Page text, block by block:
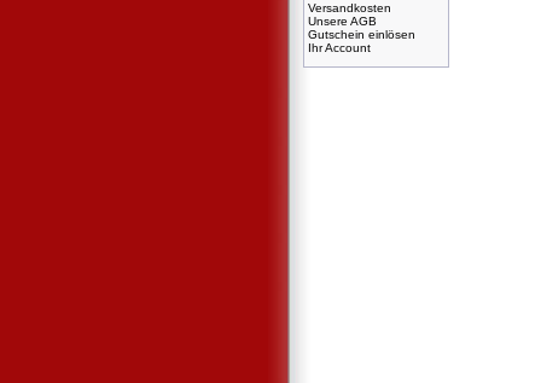
Versandkosten
Unsere AGB
Gutschein einlösen
Ihr Account